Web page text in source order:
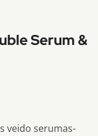
Serum &
veido serumas-